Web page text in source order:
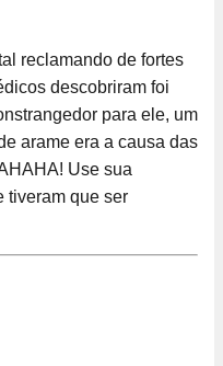
reclamando de fortes
descobriram foi
para ele, um
arame era a causa das
Use sua
tiveram que ser